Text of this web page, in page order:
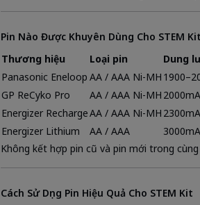
Pin Nào Được Khuyên Dùng Cho STEM Kit
Thương hiệu
Loại pin Dung
Panasonic Eneloop AA / AAA Ni-MH
GP ReCyko Pro
AA / AAA Ni-MH
Energizer RechargeAA / AAA Ni-MH
Energizer Lithium
AA / AAA
Không kết hợp pin cũ và pin mới trong
Cách Sử Dụng Pin Hiệu Quả Cho STEM Kit